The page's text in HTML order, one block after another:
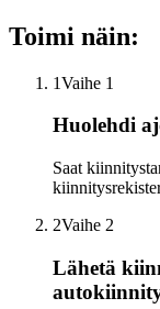
Toimi näin:
1Vaihe 1
Huolehdi
Saat
2Vaihe 2
Lähetä